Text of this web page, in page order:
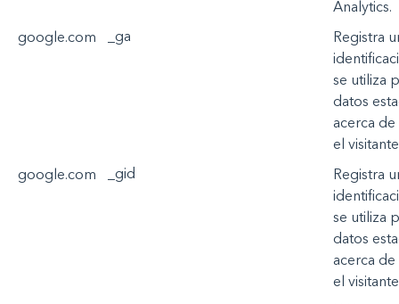
Analytics.
google.com _ga Registra
se utiliza
datos
acerca de
el visitante
google.com _gid Registra
se utiliza
datos
acerca de
el visitante